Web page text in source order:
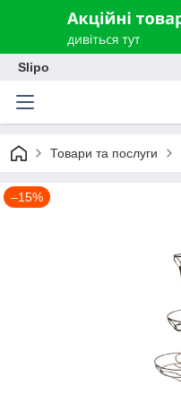
Slipo
Товари та послуги
–15%